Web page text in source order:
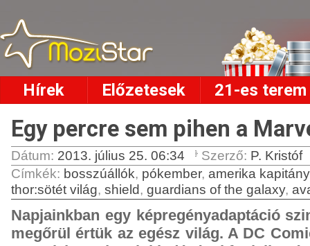
Hírek Előzetesek 21-es terem
Egy percre sem pihen a
Dátum: 2013. július 25. 06:34 Szerző: P. Kristóf
Címkék: bosszúállók, pókember, amerika kapitány
thor:sötét világ, shield, guardians of the galaxy,
Napjainkban egy képregényadaptáció
megőrül értük az egész világ. A DC